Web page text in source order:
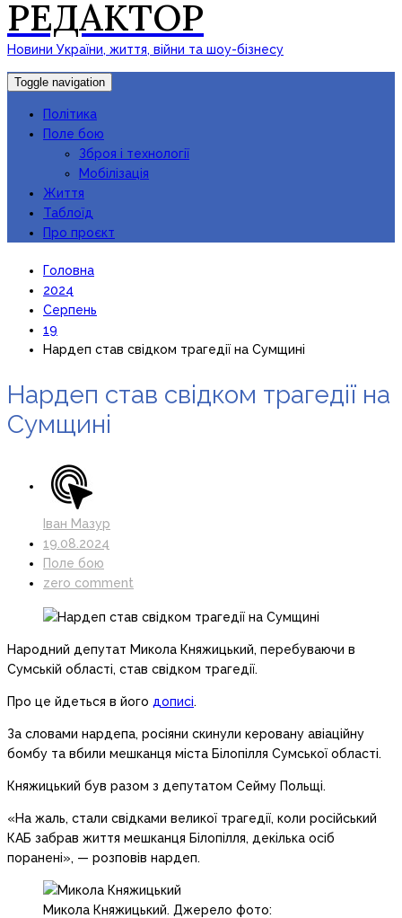
РЕДАКТОР
Новини України, життя, війни та шоу-бізнесу
Toggle navigation
Політика
Поле бою
Зброя і технології
Мобілізація
Життя
Таблоїд
Про проєкт
Головна
2024
Серпень
19
Нардеп став свідком трагедії на Сумщині
Нардеп став свідком трагедії на
Сумщині
Іван Мазур
19.08.2024
Поле бою
zero comment
Народний депутат Микола Княжицький, перебуваючи в
Сумській області, став свідком трагедії.
Про це йдеться в його дописі.
За словами нардепа, росіяни скинули керовану авіаційну
бомбу та вбили мешканця міста Білопілля Сумської області.
Княжицький був разом з депутатом Сейму Польщі.
«На жаль, стали свідками великої трагедії, коли російський
КАБ забрав життя мешканця Білопілля, декілька осіб
поранені», — розповів нардеп.
Микола Княжицький. Джерело фото: